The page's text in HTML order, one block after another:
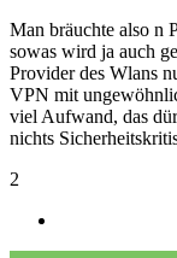
Man bräuchte also n
sowas wird ja auch
Provider des Wlans
VPN mit
viel Aufwand, das
nichts
2